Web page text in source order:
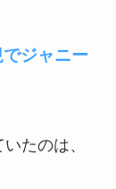
でジャニー
たのは、